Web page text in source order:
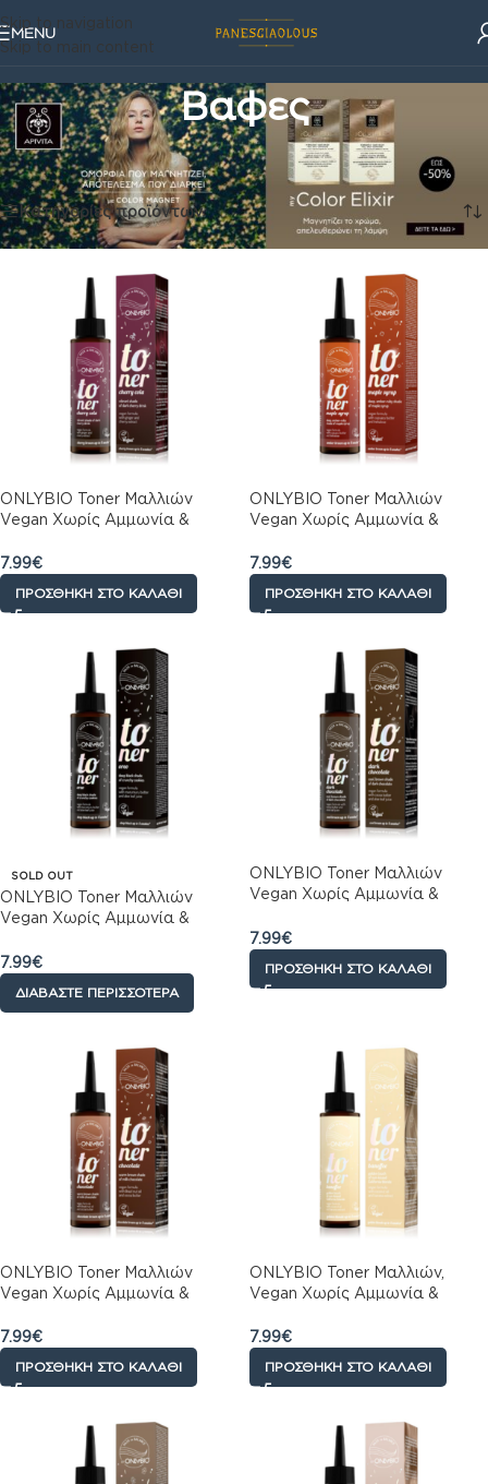
Skip to navigation
Skip to main content
MENU
Βαφες
Καλλυντικά/Μαλλια/Βαφες
Προβάλλονται όλα - 10 αποτελέσματα
Κατηγορίες προϊόντων
ONLYBIO Toner Μαλλιών
Vegan Χωρίς Αμμωνία &
Cherry Cola, Μωβ Τόνος,
Λάμψη & Λεπτή Ανταύγεια,
100ml
7.99€
ΠΡΟΣΘΉΚΗ ΣΤΟ ΚΑΛΆΘΙ
ONLYBIO Toner Μαλλιών
Vegan Χωρίς Αμμωνία &
Maple Syrup, Βαθιά
Κεχριμπαρένια Απόχρωση,
100ml
7.99€
ΠΡΟΣΘΉΚΗ ΣΤΟ ΚΑΛΆΘΙ
SOLD OUT
ONLYBIO Toner Μαλλιών
Vegan Χωρίς Αμμωνία &
για Έντονη Μαύρη Απόχρωση,
100ml
7.99€
ΔΙΑΒΆΣΤΕ ΠΕΡΙΣΣΌΤΕΡΑ
ONLYBIO Toner Μαλλιών
Vegan Χωρίς Αμμωνία &
Μαύρη Σοκολάτα, Σκούρα
Καφέ Απόχρωση, 100ml
7.99€
ΠΡΟΣΘΉΚΗ ΣΤΟ ΚΑΛΆΘΙ
ONLYBIO Toner Μαλλιών
Vegan Χωρίς Αμμωνία &
Σοκολάτα, Καφέ Τόνος &
Διακριτική Ανταύγεια, 100ml
7.99€
ΠΡΟΣΘΉΚΗ ΣΤΟ ΚΑΛΆΘΙ
ONLYBIO Toner Μαλλιών,
Vegan Χωρίς Αμμωνία &
Banoffee, Ηλιόλουστος Τόνος,
Λάμψη & Διακριτική
Ανταύγεια, 100ml
7.99€
ΠΡΟΣΘΉΚΗ ΣΤΟ ΚΑΛΆΘΙ